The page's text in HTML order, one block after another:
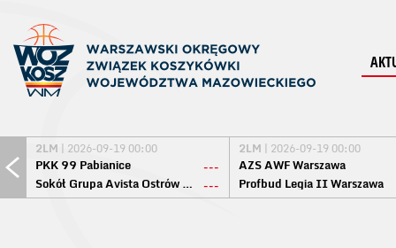
2LM | 2026-09-19 00:00
PKK 99 Pabianice
---
Sokół Grupa Avista Ostrów Maz. ---
2LM | 2026-09-19 00:00
AZS AWF Warszawa
Profbud Legia II Warszawa